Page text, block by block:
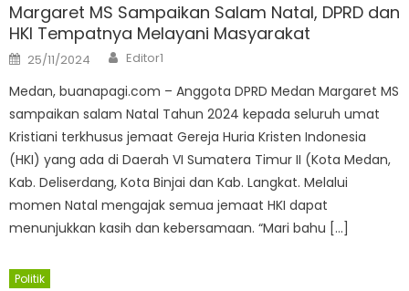
Margaret MS Sampaikan Salam Natal, DPRD dan
HKI Tempatnya Melayani Masyarakat
Posted
on
25/11/2024 Author
Editor1
Medan, buanapagi.com – Anggota DPRD Medan Margaret MS
sampaikan salam Natal Tahun 2024 kepada seluruh umat
Kristiani terkhusus jemaat Gereja Huria Kristen Indonesia
(HKI) yang ada di Daerah VI Sumatera Timur II (Kota Medan,
Kab. Deliserdang, Kota Binjai dan Kab. Langkat. Melalui
momen Natal mengajak semua jemaat HKI dapat
menunjukkan kasih dan kebersamaan. “Mari bahu […]
Politik